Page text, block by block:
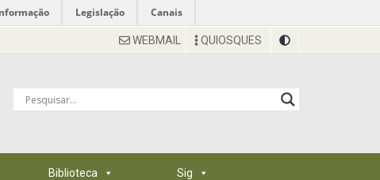
Legislação Canais
QUIOSQUES
WEBMAIL
Biblioteca Sig